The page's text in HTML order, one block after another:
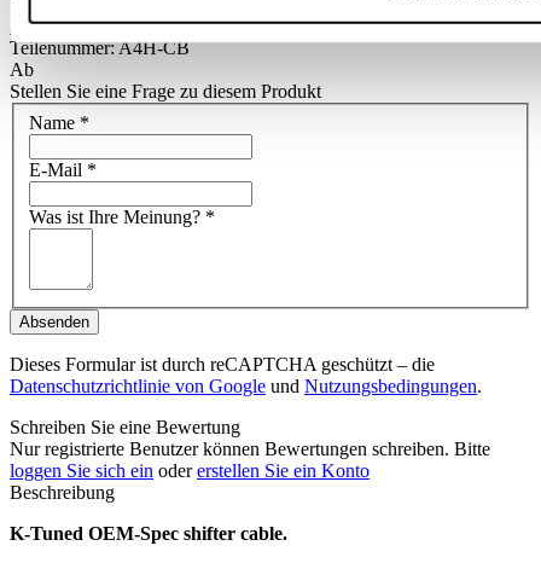
TIPP
A4H-TECH Geschenkgutschein (mehrere Beträge)
Teilenummer: A4H-CB
Ab
Stellen Sie eine Frage zu diesem Produkt
Name *
E-Mail *
Was ist Ihre Meinung? *
Absenden
Dieses Formular ist durch reCAPTCHA geschützt – die
Datenschutzrichtlinie von Google und Nutzungsbedingungen.
Schreiben Sie eine Bewertung
Nur registrierte Benutzer können Bewertungen schreiben. Bitte
loggen Sie sich ein odererstellen Sie ein Konto
Beschreibung
K-Tuned OEM-Spec shifter cable.